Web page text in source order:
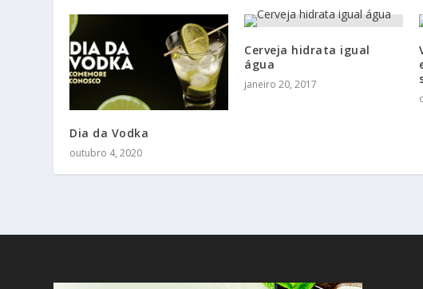
Dia da Vodka
outubro 4, 2020
Cerveja hidrata igual
água
janeiro 20, 2017